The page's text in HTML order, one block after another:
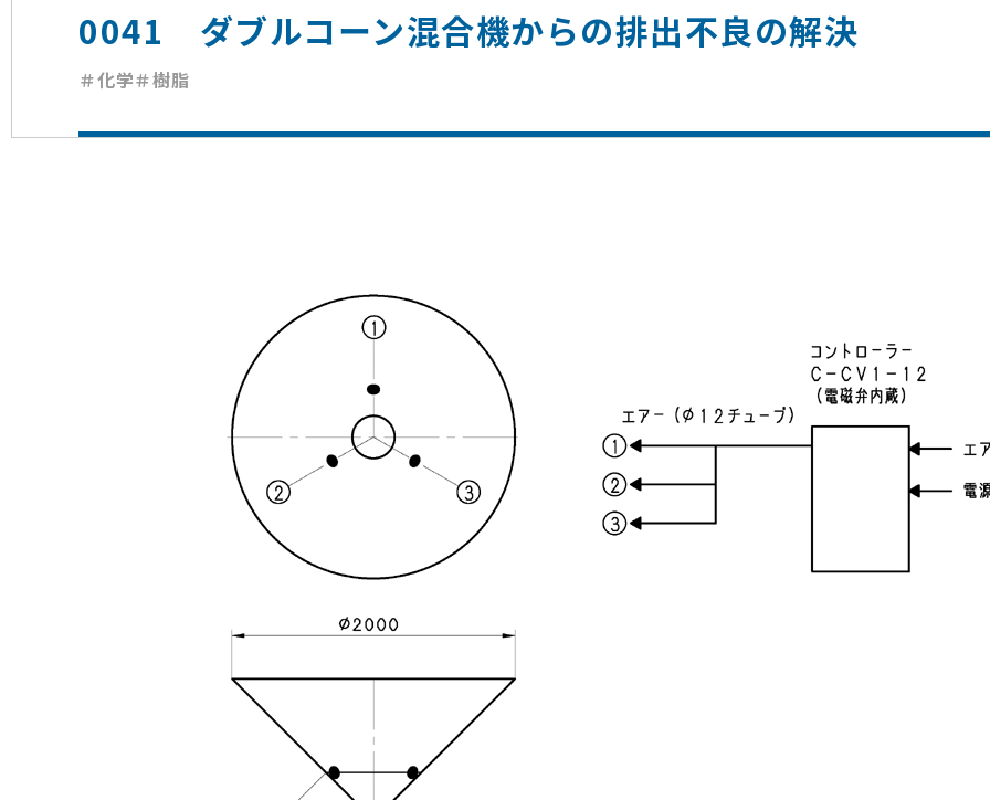
0041 ダブルコーン混合機からの排出不良の解決
＃化学＃樹脂